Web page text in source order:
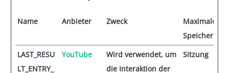
Name Anbieter Zweck
Maximale
LAST_RESU
LT_ENTRY_
YouTube
Wird verwendet, um
die Interaktion der
Sitzung